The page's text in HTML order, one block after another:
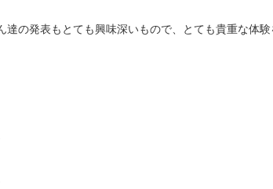
の発表もとても興味深いもので、とても貴重な体験